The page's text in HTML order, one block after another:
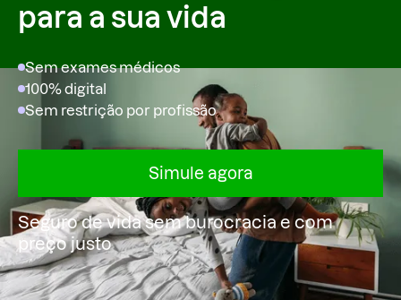
para a sua vida
Sem exames médicos
100% digital
Sem restrição por profissão
Simule agora
Seguro de vidasem burocracia e com
preço justo